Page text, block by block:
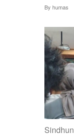
By humas